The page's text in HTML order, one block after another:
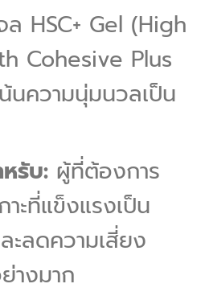
HSC+ Gel (High
Cohesive Plus
นความนุ่มนวลเป็น
หรับ:ผู้ที่ต้องการ
าะที่แข็งแรงเป็น
ะลดความเสี่ยง
างมาก